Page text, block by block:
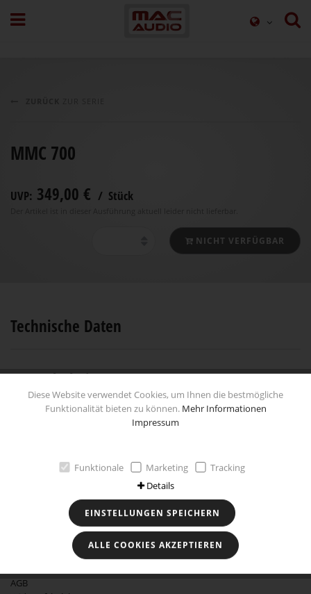
MMC 700
UVP: 349,00 € / Stück
NICHT VERFÜGBAR
Technische Daten
Besonderheiten
AGB
Diese Website verwendet Cookies, um Ihnen die bestmögliche
Funktionalität bieten zu können. Mehr Informationen
Impressum
Funktionale Marketing
Tracking
Details
EINSTELLUNGEN SPEICHERN
ALLE COOKIES AKZEPTIEREN